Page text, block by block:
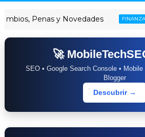
Penas y Novedades FINANZAS Y
🚀
SEO • Google Search Console • Mobile
Blogger
Descubrir →